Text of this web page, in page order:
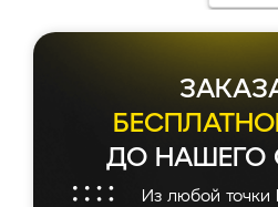
ДО НАШЕГО
Из любой точки